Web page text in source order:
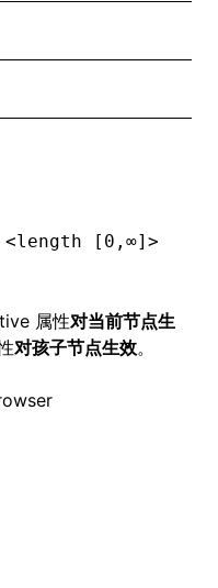
[0,∞]>
属性对当前节点生
对孩子节点生效。